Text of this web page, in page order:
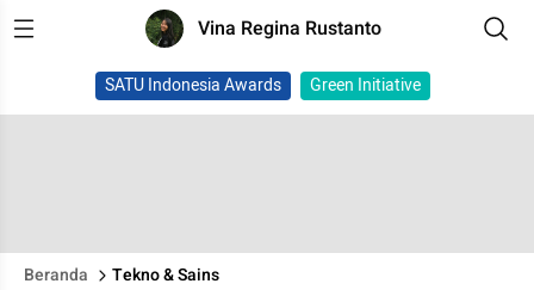
Vina Regina Rustanto
SATU Indonesia Awards Green Initiative
Beranda Tekno & Sains